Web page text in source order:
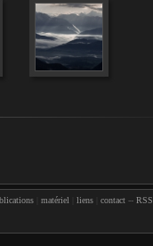
matériel liens contact -- RSS